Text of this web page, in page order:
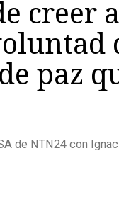
creer
paz
de NTN24 con